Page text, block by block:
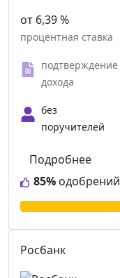
от 6,39 %
процентная ставка
подтверждение
дохода
без
поручителей
85% одобрений
Подробнее
Росбанк